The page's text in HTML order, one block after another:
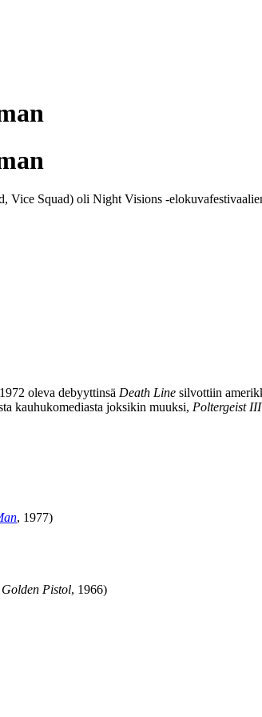
Squad) oli Night Visions -
oleva debyyttinsä Death Line silvottiin
kauhukomediasta joksikin muuksi, Poltergeist III
, 1977)
Pistol, 1966)